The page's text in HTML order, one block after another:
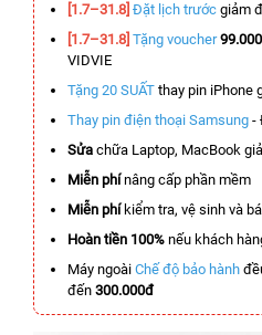
[1.7–31.8] Đặt lịch trước giảm
[1.7–31.8] Tặng voucher
VIDVIE
Tặng 20 SUẤT thay pin iPhone
Thay pin điện thoại Samsung -
Sửa chữa Laptop, MacBook
Miễn phínâng cấp phần mềm
Miễn phíkiểm tra, vệ sinh và
Hoàn tiền 100% nếu khách
Máy ngoài Chế độ bảo hành
đến 300.000đ